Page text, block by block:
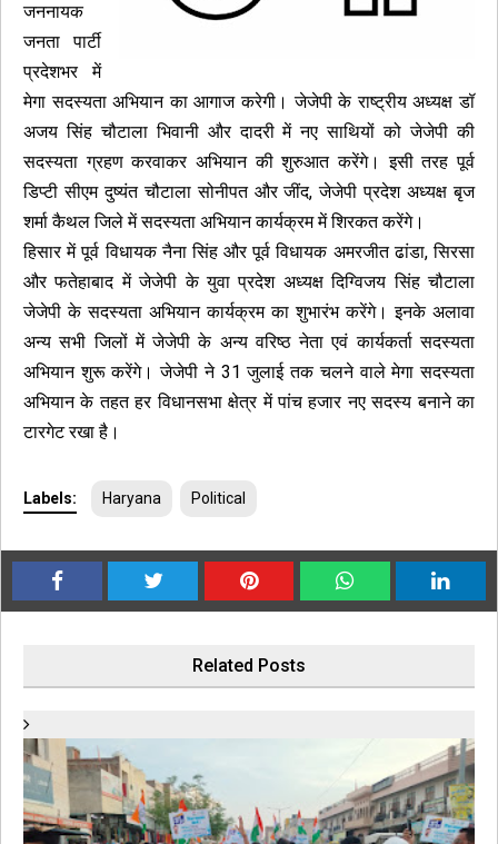
जननायक
जनता पार्टी
प्रदेशभर में
मेगा सदस्यता अभियान का आगाज करेगी। जेजेपी के राष्ट्रीय अध्यक्ष डॉ
अजय सिंह चौटाला भिवानी और दादरी में नए साथियों को जेजेपी की
सदस्यता ग्रहण करवाकर अभियान की शुरुआत करेंगे। इसी तरह पूर्व
डिप्टी सीएम दुष्यंत चौटाला सोनीपत और जींद, जेजेपी प्रदेश अध्यक्ष बृज
शर्मा कैथल जिले में सदस्यता अभियान कार्यक्रम में शिरकत करेंगे।
हिसार में पूर्व विधायक नैना सिंह और पूर्व विधायक अमरजीत ढांडा, सिरसा
और फतेहाबाद में जेजेपी के युवा प्रदेश अध्यक्ष दिग्विजय सिंह चौटाला
जेजेपी के सदस्यता अभियान कार्यक्रम का शुभारंभ करेंगे। इनके अलावा
अन्य सभी जिलों में जेजेपी के अन्य वरिष्ठ नेता एवं कार्यकर्ता सदस्यता
अभियान शुरू करेंगे। जेजेपी ने 31 जुलाई तक चलने वाले मेगा सदस्यता
अभियान के तहत हर विधानसभा क्षेत्र में पांच हजार नए सदस्य बनाने का
टारगेट रखा है।
Labels: Haryana Political
Related Posts